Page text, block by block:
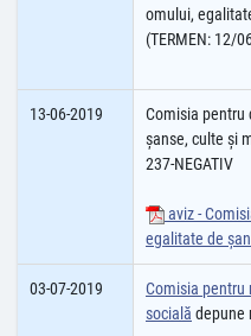
omului,
(TERMEN: 12/
13-06-2019
Comisia pentru
şanse, culte şi
237-NEGATIV
aviz -
egalitate de
03-07-2019
Comisia pentru
socială depune